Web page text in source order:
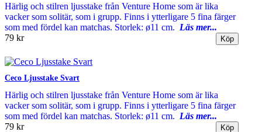
Härlig och stilren ljusstake från Venture Home som är lika
vacker som solitär, som i grupp. Finns i ytterligare 5 fina färger
som med fördel kan matchas. Storlek: ø11 cm. Läs mer...
79 kr
Ceco Ljusstake Svart
Härlig och stilren ljusstake från Venture Home som är lika
vacker som solitär, som i grupp. Finns i ytterligare 5 fina färger
som med fördel kan matchas. Storlek: ø11 cm. Läs mer...
79 kr